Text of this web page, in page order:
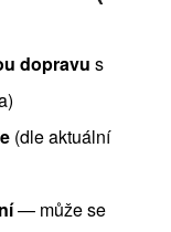
dopravu s
(dle aktuální
— může se